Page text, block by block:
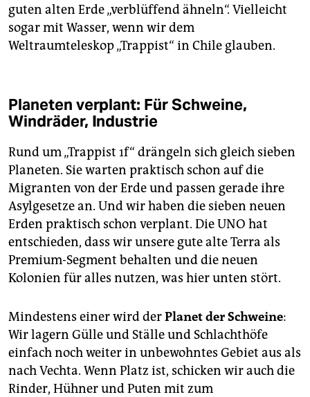
guten alten Erde „verblüffend ähneln“. Vielleicht
sogar mit Wasser, wenn wir dem
Weltraumteleskop „Trappist“ in Chile glauben.
Planeten verplant: Für Schweine,
Windräder, Industrie
Rund um „Trappist 1f“ drängeln sich gleich sieben
Planeten. Sie warten praktisch schon auf die
Migranten von der Erde und passen gerade ihre
Asylgesetze an. Und wir haben die sieben neuen
Erden praktisch schon verplant. Die UNO hat
entschieden, dass wir unsere gute alte Terra als
Premium-Segment behalten und die neuen
Kolonien für alles nutzen, was hier unten stört.
Mindestens einer wird derPlanet der Schweine:
Wir lagern Gülle und Ställe und Schlachthöfe
einfach noch weiter in unbewohntes Gebiet aus als
nach Vechta. Wenn Platz ist, schicken wir auch die
Rinder, Hühner und Puten mit zum